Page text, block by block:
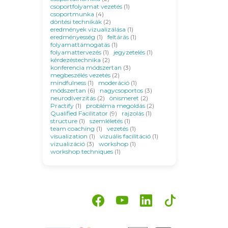
csoportfolyamat vezetés (1)
csoportmunka (4)
döntési technikák (2)
eredmények vizualizálása (1)
eredményesség (1) feltárás (1)
folyamattámogatás (1)
folyamattervezés (1) jegyzetelés (1)
kérdezéstechnika (2)
konferencia módszertan (3)
megbeszélés vezetés (2)
mindfulness (1) moderáció (1)
módszertan (6) nagycsoportos (3)
neurodiverzitás (2) önismeret (2)
Practify (1) probléma megoldás (2)
Qualified Facilitator (9) rajzolás (1)
structure (1) szemléletés (1)
team coaching (1) vezetés (1)
visualization (1) vizuális facilitáció (1)
vizualizáció (3) workshop (1)
workshop techniques (1)